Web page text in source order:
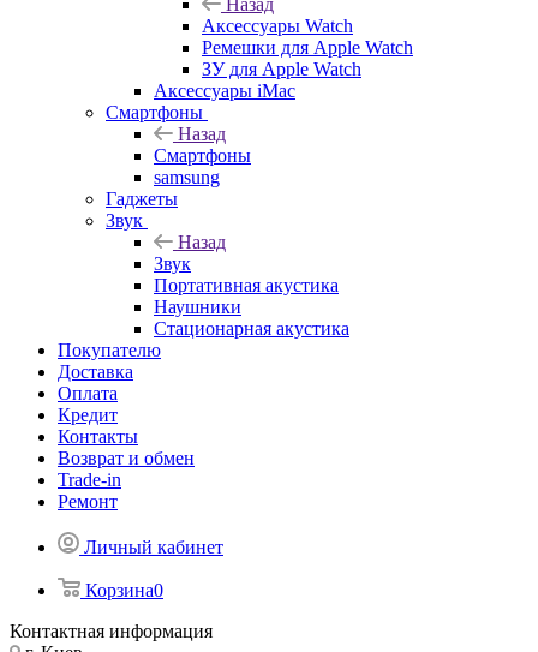
Назад
Аксессуары Watch
Ремешки для Apple Watch
ЗУ для Apple Watch
Аксессуары iMac
Смартфоны
Назад
Смартфоны
samsung
Гаджеты
Звук
Назад
Звук
Портативная акустика
Наушники
Стационарная акустика
Покупателю
Доставка
Оплата
Кредит
Контакты
Возврат и обмен
Trade-in
Ремонт
Личный кабинет
Корзина0
Контактная информация